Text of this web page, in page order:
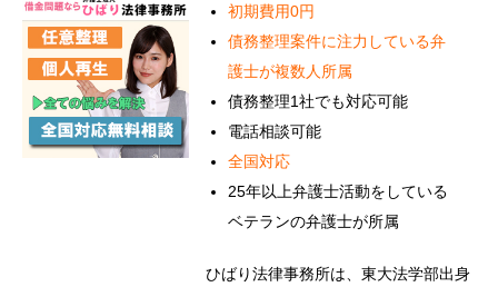
初期費用0円
債務整理案件に注力している弁
護士が複数人所属
債務整理1社でも対応可能
電話相談可能
全国対応
25年以上弁護士活動をしている
ベテランの弁護士が所属
ひばり法律事務所は、東大法学部出身